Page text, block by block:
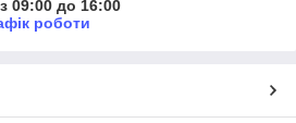
09:00 до 16:00
роботи